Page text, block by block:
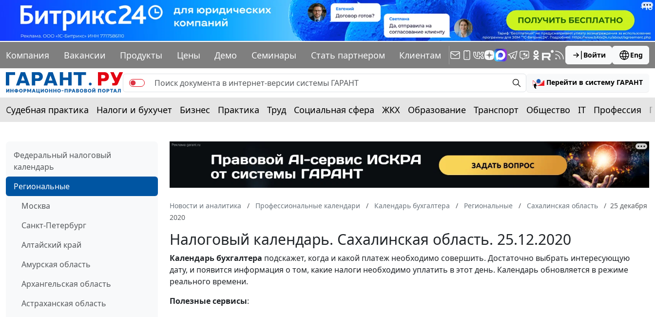
Компания Вакансии Продукты Цены Демо Семинары Стать партнером Клиентам Войти Eng
Перейти в систему ГАРАНТ
Судебная практика Налоги и бухучет Бизнес Практика Труд Социальная сфера ЖКХ Образование Транспорт Общество IT Профессия
Федеральный налоговый
календарь
Региональные
Москва
Санкт-Петербург
Алтайский край
Амурская область
Архангельская область
Астраханская область
Новости и аналитика Профессиональные календари Календарь бухгалтера Региональные Сахалинская область
25 декабря
2020
Налоговый календарь. Сахалинская область. 25.12.2020
Календарьбухгалтера подскажет, когда и какой платеж необходимо совершить. Достаточно выбрать интересующую
дату, и появится информация о том, какие налоги необходимо уплатить в этот день. Календарь обновляется в режиме
реального времени.
Полезные сервисы: